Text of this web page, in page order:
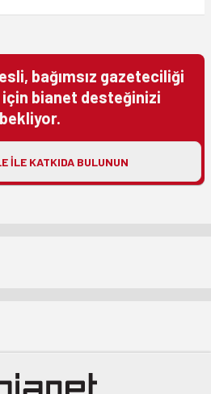
bağımsız gazeteciliği
bianet desteğinizi
bekliyor.
ILE KATKIDA BULUNUN